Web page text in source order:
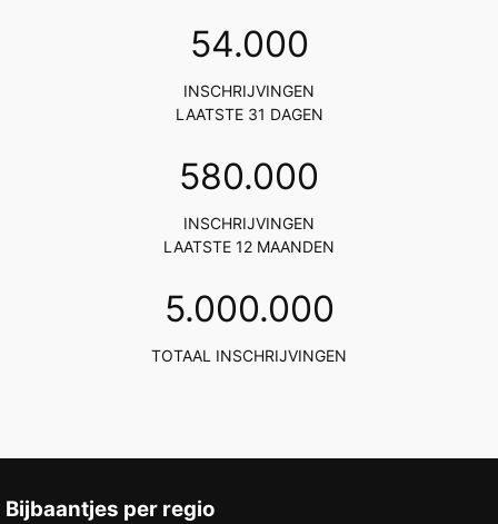
54.000
INSCHRIJVINGEN
LAATSTE 31 DAGEN
617.000
INSCHRIJVINGEN
LAATSTE 12 MAANDEN
5.000.000
TOTAAL INSCHRIJVINGEN
Bijbaantjes per regio